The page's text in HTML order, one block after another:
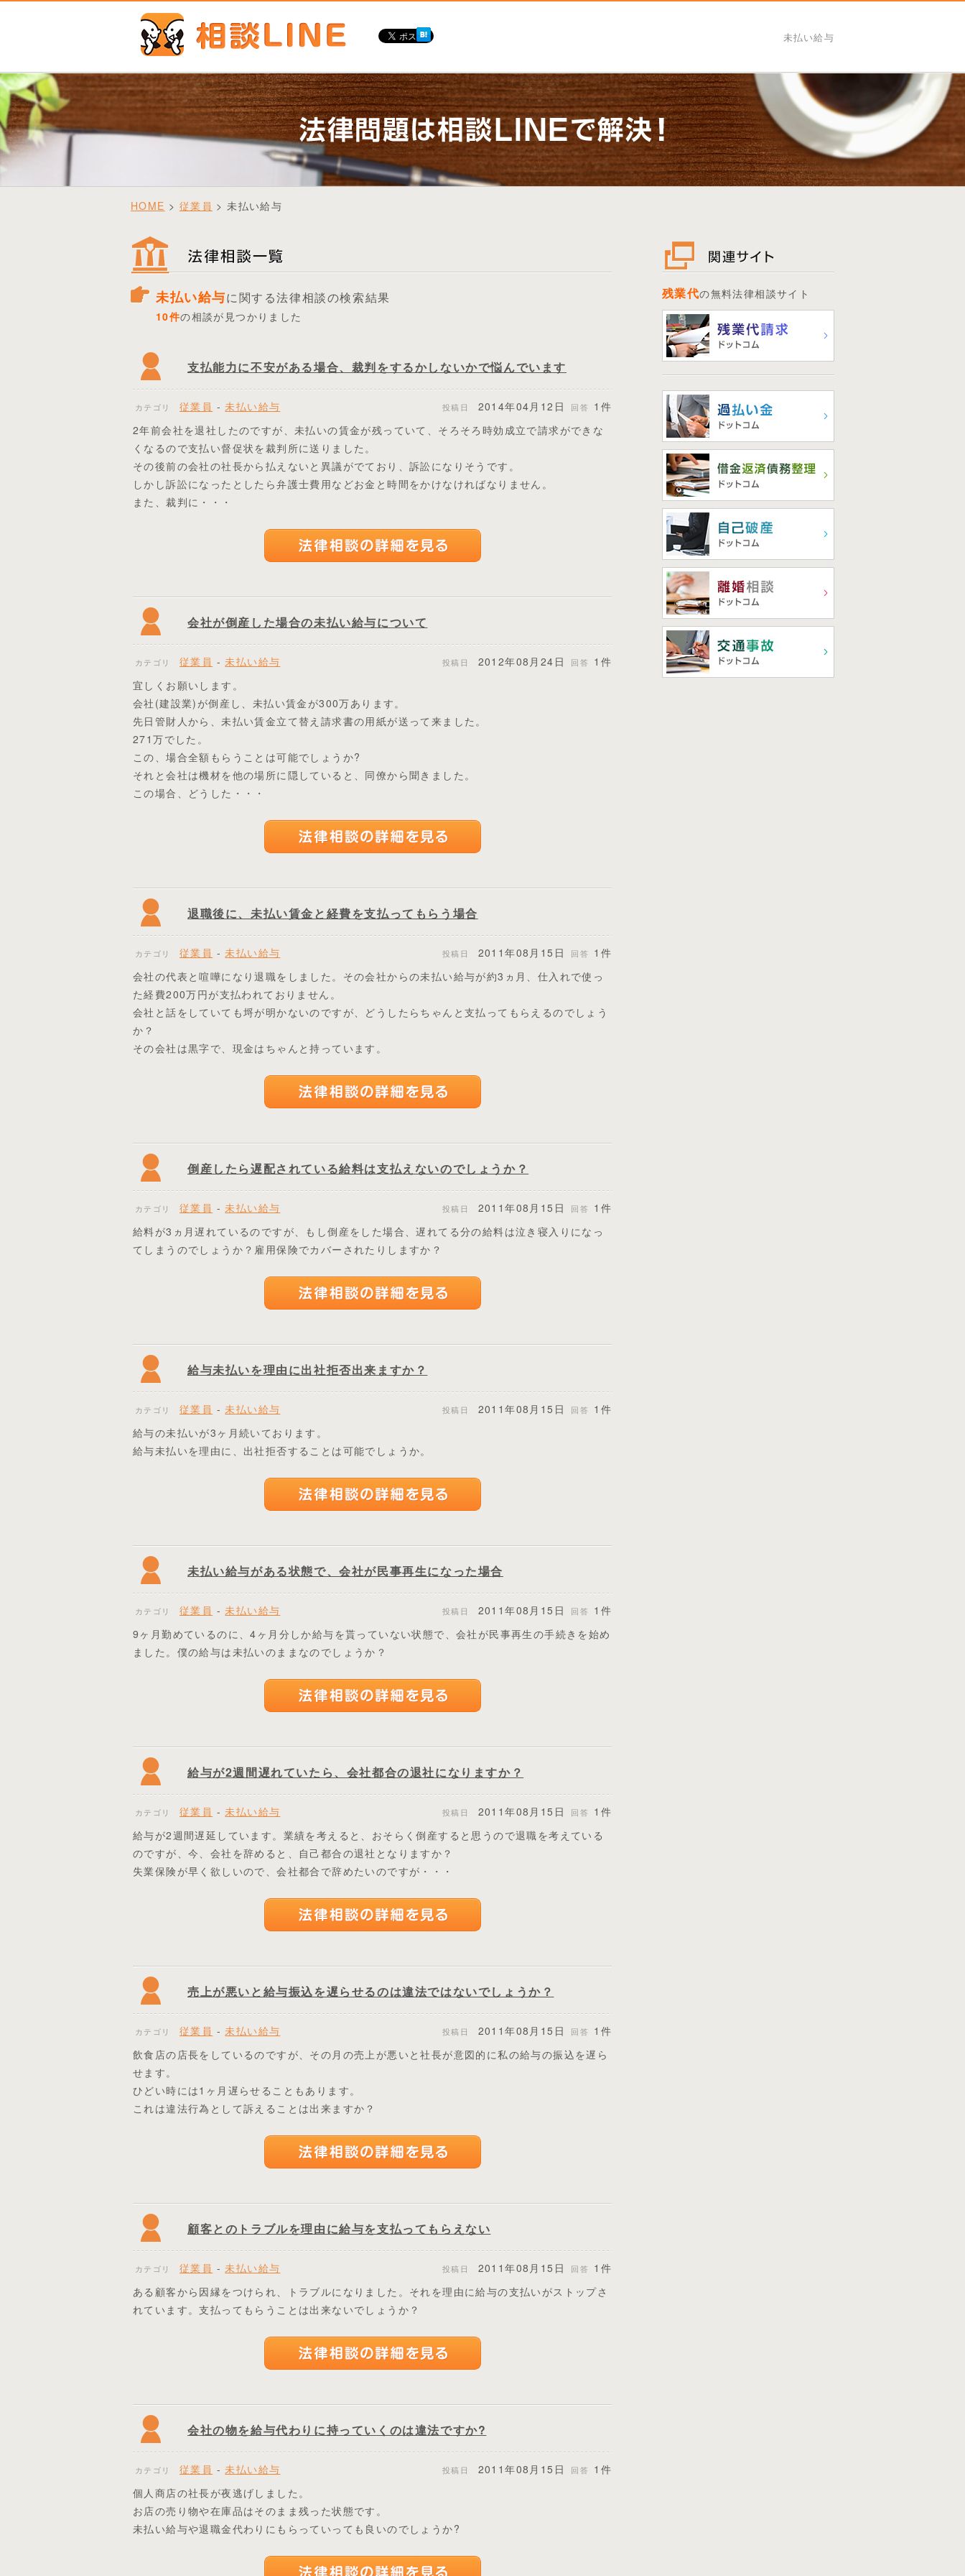
未払い給与
HOME > 従業員 > 未払い給与
未払い給与に関する法律相談の検索結果
10件の相談が見つかりました
支払能力に不安がある場合、裁判をするかしないかで悩んでいます
カテゴリ 従業員 -未払い給与 投稿日 2014年04月12日 回答
1件
2年前会社を退社したのですが、未払いの賃金が残っていて、そろそろ時効成立で請求ができな
くなるので支払い督促状を裁判所に送りました。
その後前の会社の社長から払えないと異議がでており、訴訟になりそうです。
しかし訴訟になったとしたら弁護士費用などお金と時間をかけなければなりません。
また、裁判に・・・
会社が倒産した場合の未払い給与について
カテゴリ 従業員 -未払い給与 投稿日 2012年08月24日 回答
1件
宜しくお願いします。
会社(建設業)が倒産し、未払い賃金が300万あります。
先日管財人から、未払い賃金立て替え請求書の用紙が送って来ました。
271万でした。
この、場合全額もらうことは可能でしょうか?
それと会社は機材を他の場所に隠していると、同僚から聞きました。
この場合、どうした・・・
退職後に、未払い賃金と経費を支払ってもらう場合
カテゴリ 従業員 -未払い給与 投稿日 2011年08月15日 回答
1件
会社の代表と喧嘩になり退職をしました。その会社からの未払い給与が約3ヵ月、仕入れで使っ
た経費200万円が支払われておりません。
会社と話をしていても埒が明かないのですが、どうしたらちゃんと支払ってもらえるのでしょう
か？
その会社は黒字で、現金はちゃんと持っています。
倒産したら遅配されている給料は支払えないのでしょうか？
カテゴリ 従業員 -未払い給与 投稿日 2011年08月15日 回答
1件
給料が3ヵ月遅れているのですが、もし倒産をした場合、遅れてる分の給料は泣き寝入りになっ
てしまうのでしょうか？雇用保険でカバーされたりしますか？
給与未払いを理由に出社拒否出来ますか？
カテゴリ 従業員 -未払い給与 投稿日 2011年08月15日 回答
1件
給与の未払いが3ヶ月続いております。
給与未払いを理由に、出社拒否することは可能でしょうか。
未払い給与がある状態で、会社が民事再生になった場合
カテゴリ 従業員 -未払い給与 投稿日 2011年08月15日 回答
1件
9ヶ月勤めているのに、4ヶ月分しか給与を貰っていない状態で、会社が民事再生の手続きを始め
ました。僕の給与は未払いのままなのでしょうか？
給与が2週間遅れていたら、会社都合の退社になりますか？
カテゴリ 従業員 -未払い給与 投稿日 2011年08月15日 回答
1件
給与が2週間遅延しています。業績を考えると、おそらく倒産すると思うので退職を考えている
のですが、今、会社を辞めると、自己都合の退社となりますか？
失業保険が早く欲しいので、会社都合で辞めたいのですが・・・
売上が悪いと給与振込を遅らせるのは違法ではないでしょうか？
カテゴリ 従業員 -未払い給与 投稿日 2011年08月15日 回答
1件
飲食店の店長をしているのですが、その月の売上が悪いと社長が意図的に私の給与の振込を遅ら
せます。
ひどい時には1ヶ月遅らせることもあります。
これは違法行為として訴えることは出来ますか？
顧客とのトラブルを理由に給与を支払ってもらえない
カテゴリ 従業員 -未払い給与 投稿日 2011年08月15日 回答
1件
ある顧客から因縁をつけられ、トラブルになりました。それを理由に給与の支払いがストップさ
れています。支払ってもらうことは出来ないでしょうか？
会社の物を給与代わりに持っていくのは違法ですか?
カテゴリ 従業員 -未払い給与 投稿日 2011年08月15日 回答
1件
個人商店の社長が夜逃げしました。
お店の売り物や在庫品はそのまま残った状態です。
未払い給与や退職金代わりにもらっていっても良いのでしょうか?
残業代の無料法律相談サイト